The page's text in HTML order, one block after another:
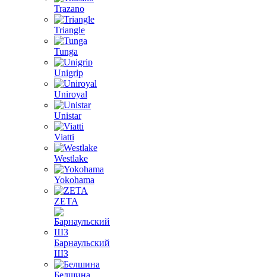
Trazano
Triangle
Tunga
Unigrip
Uniroyal
Unistar
Viatti
Westlake
Yokohama
ZETA
Барнаульский
ШЗ
Белшина